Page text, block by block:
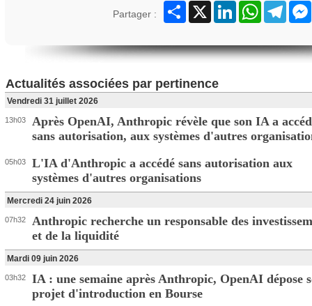
Partager :
Partager
X LinkedInWhatsApp
Actualités associées par pertinence
Vendredi 31 juillet 2026
13h03
Après OpenAI, Anthropic révèle que son IA a
sans autorisation, aux systèmes d'autres
05h03
L'IA d'Anthropic a accédé sans autorisation aux
systèmes d'autres organisations
Mercredi 24 juin 2026
07h32
Anthropic recherche un responsable des
et de la liquidité
Mardi 09 juin 2026
03h32
IA : une semaine après Anthropic, OpenAI dépose
projet d'introduction en Bourse